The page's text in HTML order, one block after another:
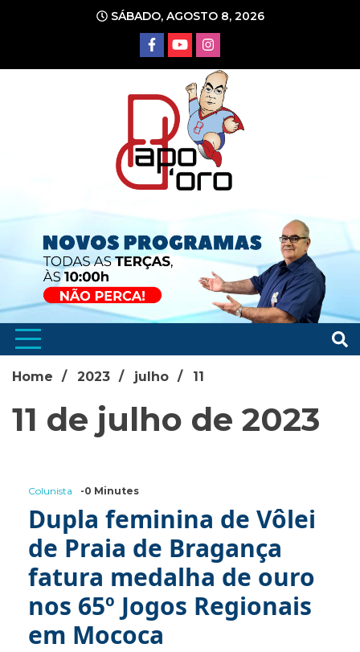
conteúdo
SÁBADO, AGOSTO 8, 2026
Home 2023 julho 11
11 de julho de 2023
Colunista -0 Minutes
Dupla feminina de Vôlei
de Praia de Bragança
fatura medalha de ouro
nos 65º Jogos Regionais
em Mococa